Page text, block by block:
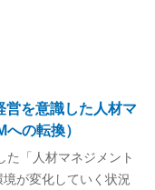
営を意識した人材マ
の転換）
た「人材マネジメント
が変化していく状況